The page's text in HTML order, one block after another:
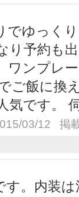
でゆっく
り予約も
ワンプレ
ご飯に換
気です。
03/12 掲
。内装